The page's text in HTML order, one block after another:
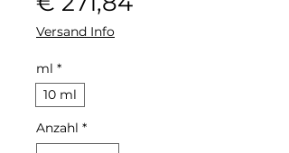
Versand Info
ml *
10 ml
Anzahl *